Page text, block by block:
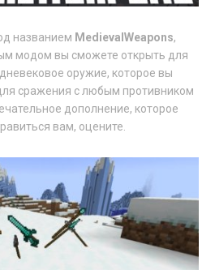
названием MedievalWeapons,
модом вы сможете открыть для
оружие, которое вы
сражения с любым противником
дополнение, которое
вам, оцените.